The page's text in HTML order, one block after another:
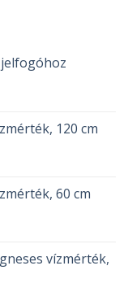
jelfogóhoz
120 cm
60 cm
vízmérték,